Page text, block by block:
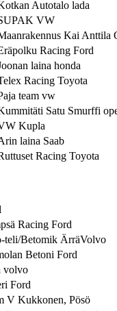
Autotalo lada
VW
Kai Anttila
Racing Ford
laina honda
Racing Toyota
team vw
Satu Smurffi
Kupla
laina Saab
Racing Toyota
Racing Ford
teli/Betomik ÄrräVolvo
Betoni Ford
volvo
Ford
V Kukkonen, Pösö